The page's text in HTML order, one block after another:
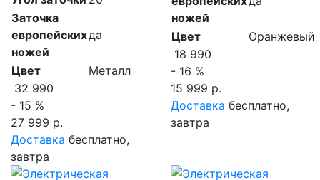
Заточка
европейских
ножей
да
Цвет
Металл
32 990
- 15 %
27 999 р.
Доставка бесплатно,
завтра
ножей
Цвет
Оранжевый
18 990
- 16 %
15 999 р.
Доставка бесплатно,
завтра